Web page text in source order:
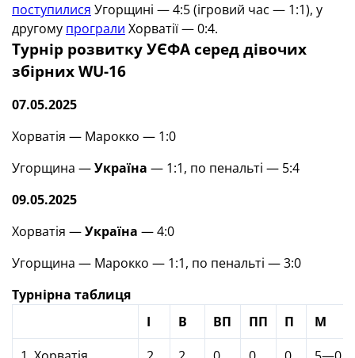
поступилися Угорщині — 4:5 (ігровий час — 1:1), у
другому програли Хорватії — 0:4.
Турнір розвитку УЄФА cеред дівочих
збірних WU-16
07.05.2025
Хорватія — Марокко — 1:0
Угорщина —Україна — 1:1, по пенальті — 5:4
09.05.2025
Хорватія —Україна — 4:0
Угорщина — Марокко — 1:1, по пенальті — 3:0
Турнірна таблиця
І
В ВП ПП П
М